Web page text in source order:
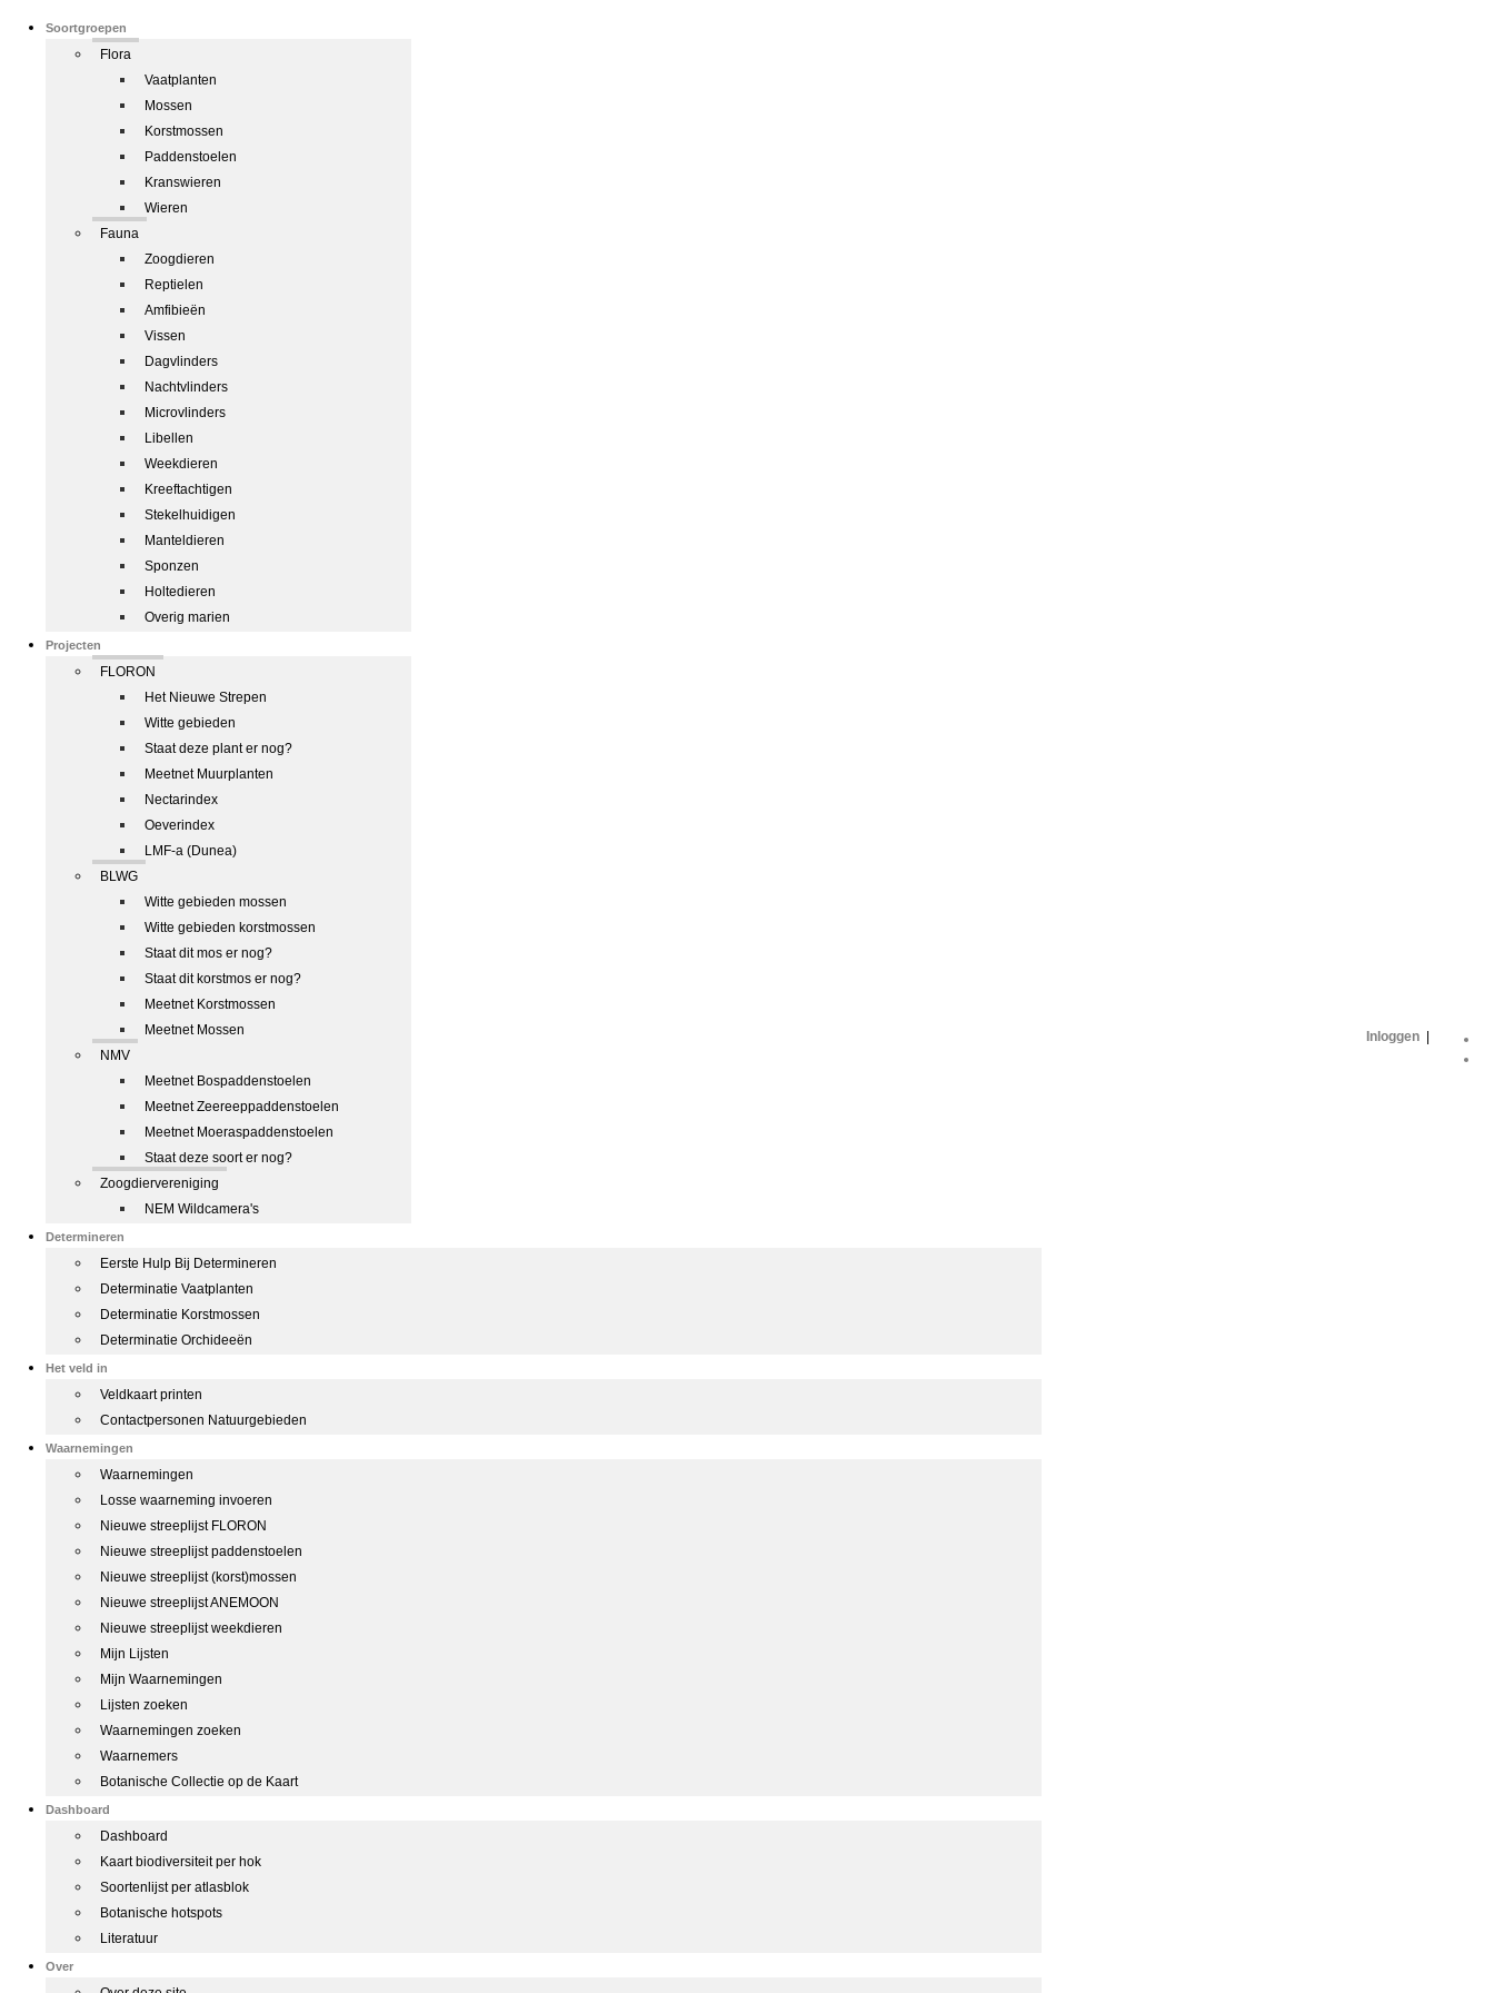
Soortgroepen
Flora
Vaatplanten
Mossen
Korstmossen
Paddenstoelen
Kranswieren
Wieren
Fauna
Zoogdieren
Reptielen
Amfibieën
Vissen
Dagvlinders
Nachtvlinders
Microvlinders
Libellen
Weekdieren
Kreeftachtigen
Stekelhuidigen
Manteldieren
Sponzen
Holtedieren
Overig marien
Projecten
FLORON
Het Nieuwe Strepen
Witte gebieden
Staat deze plant er nog?
Meetnet Muurplanten
Nectarindex
Oeverindex
LMF-a (Dunea)
BLWG
Witte gebieden mossen
Witte gebieden korstmossen
Staat dit mos er nog?
Staat dit korstmos er nog?
Meetnet Korstmossen
Meetnet Mossen
NMV
Meetnet Bospaddenstoelen
Meetnet Zeereeppaddenstoelen
Meetnet Moeraspaddenstoelen
Staat deze soort er nog?
Zoogdiervereniging
NEM Wildcamera's
Determineren
Eerste Hulp Bij Determineren
Determinatie Vaatplanten
Determinatie Korstmossen
Determinatie Orchideeën
Het veld in
Veldkaart printen
Contactpersonen Natuurgebieden
Waarnemingen
Waarnemingen
Losse waarneming invoeren
Nieuwe streeplijst FLORON
Nieuwe streeplijst paddenstoelen
Nieuwe streeplijst (korst)mossen
Nieuwe streeplijst ANEMOON
Nieuwe streeplijst weekdieren
Mijn Lijsten
Mijn Waarnemingen
Lijsten zoeken
Waarnemingen zoeken
Waarnemers
Botanische Collectie op de Kaart
Dashboard
Dashboard
Kaart biodiversiteit per hok
Soortenlijst per atlasblok
Botanische hotspots
Literatuur
Over
Inloggen